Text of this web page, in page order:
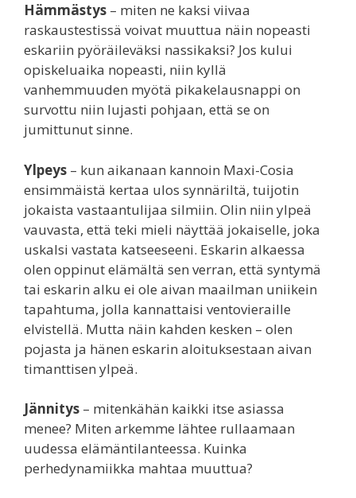
Hämmästys – miten ne kaksi viivaa
raskaustestissä voivat muuttua näin nopeasti
eskariin pyöräileväksi nassikaksi? Jos kului
opiskeluaika nopeasti, niin kyllä
vanhemmuuden myötä pikakelausnappi on
survottu niin lujasti pohjaan, että se on
jumittunut sinne.
Ylpeys – kun aikanaan kannoin Maxi-Cosia
ensimmäistä kertaa ulos synnäriltä, tuijotin
jokaista vastaantulijaa silmiin. Olin niin ylpeä
vauvasta, että teki mieli näyttää jokaiselle, joka
uskalsi vastata katseeseeni. Eskarin alkaessa
olen oppinut elämältä sen verran, että syntymä
tai eskarin alku ei ole aivan maailman uniikein
tapahtuma, jolla kannattaisi ventovieraille
elvistellä. Mutta näin kahden kesken – olen
pojasta ja hänen eskarin aloituksestaan aivan
timanttisen ylpeä.
Jännitys – mitenkähän kaikki itse asiassa
menee? Miten arkemme lähtee rullaamaan
uudessa elämäntilanteessa. Kuinka
perhedynamiikka mahtaa muuttua?